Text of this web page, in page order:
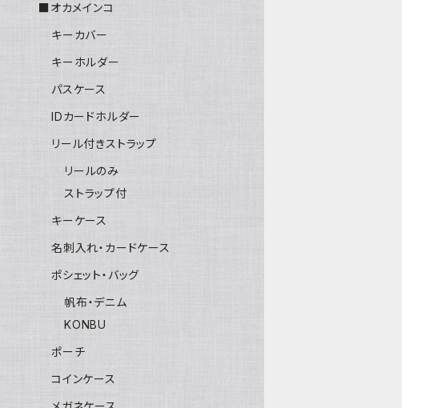
■オカメインコ
キーカバー
キーホルダー
パスケース
IDカードホルダー
リール付きストラップ
リールのみ
ストラップ付
キーケース
名刺入れ・カードケース
ポシェット・バッグ
帆布・デニム
KONBU
ポーチ
コインケース